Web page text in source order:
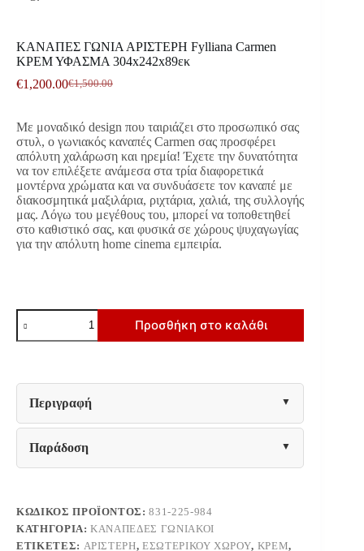
ΚΑΝΑΠΕΣ ΓΩΝΙΑ ΑΡΙΣΤΕΡΗ Fylliana Carmen
ΚΡΕΜ ΥΦΑΣΜΑ 304x242x89εκ
€1,500.00
Original
was:
€1,500.00.
€1,200.00Η
τιμή
είναι:
€1,200.00.
Με μοναδικό design που ταιριάζει στο προσωπικό σας
στυλ, ο γωνιακός καναπές Carmen σας προσφέρει
απόλυτη χαλάρωση και ηρεμία! Έχετε την δυνατότητα
να τον επιλέξετε ανάμεσα στα τρία διαφορετικά
μοντέρνα χρώματα και να συνδυάσετε τον καναπέ με
διακοσμητικά μαξιλάρια, ριχτάρια, χαλιά, της συλλογής
μας. Λόγω του μεγέθους του, μπορεί να τοποθετηθεί
στο καθιστικό σας, και φυσικά σε χώρους ψυχαγωγίας
για την απόλυτη home cinema εμπειρία.
ΚΑΝΑΠΕΣ
ΓΩΝΙΑ
ΑΡΙΣΤΕΡΗ
ΚΡΕΜ
ΥΦΑΣΜΑ
304x242x89εκ
ποσότητα
Προσθήκη στο καλάθι
Περιγραφή
Παράδοση
ΚΩΔΙΚΌΣ ΠΡΟΪΌΝΤΟΣ:831-225-984
ΚΑΤΗΓΟΡΊΑ:ΚΑΝΑΠΈΔΕΣ ΓΩΝΙΑΚΟΊ
ΕΤΙΚΈΤΕΣ: ΑΡΙΣΤΕΡΉ,ΕΣΩΤΕΡΙΚΟΎ ΧΏΡΟΥ, ΚΡΕΜ,